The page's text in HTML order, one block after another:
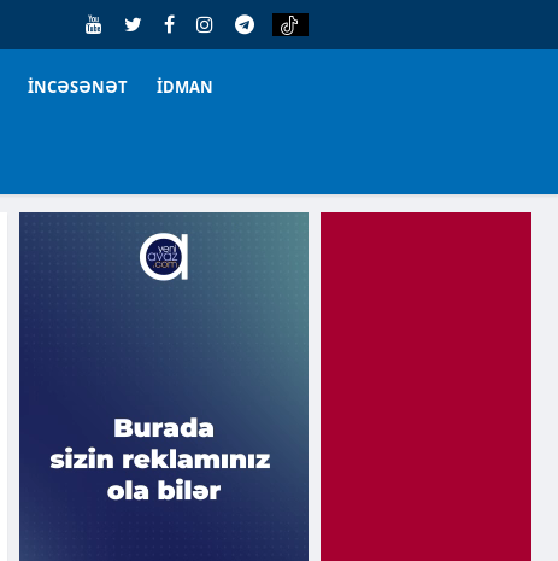
İNCƏSƏNƏT İDMAN